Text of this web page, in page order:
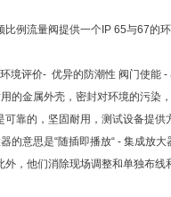
比例流量阀提供一个IP 65与67的
境评价- 优异的防潮性 阀门使能
的金属外壳，密封对环境的污染
靠的，坚固耐用，测试设备提
的意思是“随插即播放“ - 集成放
，他们消除现场调整和单独布